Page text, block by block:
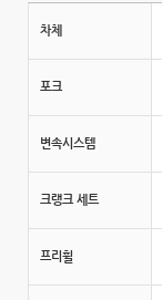
차체
포크
변속시스템
크랭크 세트
프리휠